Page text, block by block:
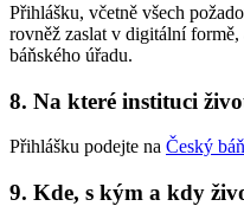
Přihlášku, včetně všech
rovněž zaslat v digitální
báňského úřadu.
8. Na které instituci
Přihlášku podejte na Český
9. Kde, s kým a kdy